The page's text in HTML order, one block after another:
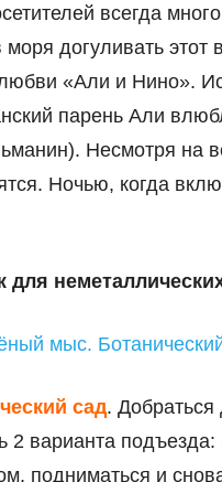
всегда
догуливать
«Али и Нино».
парень Али
Несмотря на
Ночью, когда
сад.
2 варианта
подниматься и